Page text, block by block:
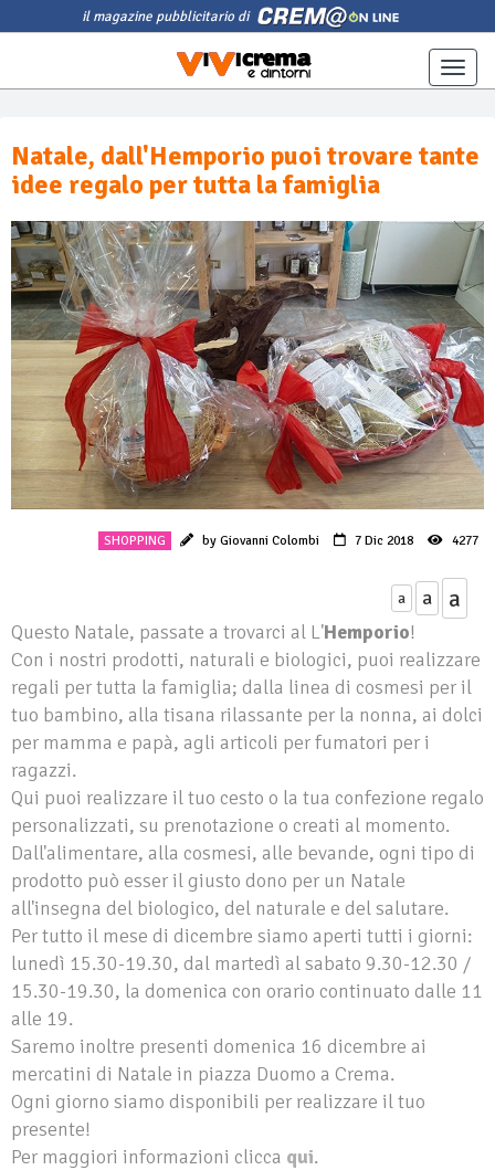
il magazine pubblicitario di
Toggle
Natale, dall'Hemporio puoi trovare tante
idee regalo per tutta la famiglia
SHOPPING by Giovanni Colombi 7 Dic 2018 4277
a a a
Questo Natale, passate a trovarci al L'Hemporio!
Con i nostri prodotti, naturali e biologici, puoi realizzare
regali per tutta la famiglia; dalla linea di cosmesi per il
tuo bambino, alla tisana rilassante per la nonna, ai dolci
per mamma e papà, agli articoli per fumatori per i
ragazzi.
Qui puoi realizzare il tuo cesto o la tua confezione regalo
personalizzati, su prenotazione o creati al momento.
Dall'alimentare, alla cosmesi, alle bevande, ogni tipo di
prodotto può esser il giusto dono per un Natale
all'insegna del biologico, del naturale e del salutare.
Per tutto il mese di dicembre siamo aperti tutti i giorni:
lunedì 15.30-19.30, dal martedì al sabato 9.30-12.30 /
15.30-19.30, la domenica con orario continuato dalle 11
alle 19.
Saremo inoltre presenti domenica 16 dicembre ai
mercatini di Natale in piazza Duomo a Crema.
Ogni giorno siamo disponibili per realizzare il tuo
presente!
Per maggiori informazioni clicca qui.